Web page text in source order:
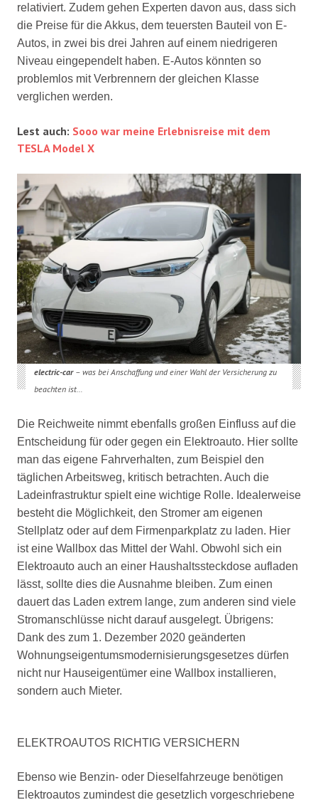
relativiert. Zudem gehen Experten davon aus, dass sich
die Preise für die Akkus, dem teuersten Bauteil von E-
Autos, in zwei bis drei Jahren auf einem niedrigeren
Niveau eingependelt haben. E-Autos könnten so
problemlos mit Verbrennern der gleichen Klasse
verglichen werden.
Lest auch: Sooo war meine Erlebnisreise mit dem
TESLA Model X
electric-car– was bei Anschaffung und einer Wahl der Versicherung zu
beachten ist…
Die Reichweite nimmt ebenfalls großen Einfluss auf die
Entscheidung für oder gegen ein Elektroauto. Hier sollte
man das eigene Fahrverhalten, zum Beispiel den
täglichen Arbeitsweg, kritisch betrachten. Auch die
Ladeinfrastruktur spielt eine wichtige Rolle. Idealerweise
besteht die Möglichkeit, den Stromer am eigenen
Stellplatz oder auf dem Firmenparkplatz zu laden. Hier
ist eine Wallbox das Mittel der Wahl. Obwohl sich ein
Elektroauto auch an einer Haushaltssteckdose aufladen
lässt, sollte dies die Ausnahme bleiben. Zum einen
dauert das Laden extrem lange, zum anderen sind viele
Stromanschlüsse nicht darauf ausgelegt. Übrigens:
Dank des zum 1. Dezember 2020 geänderten
Wohnungseigentumsmodernisierungsgesetzes dürfen
nicht nur Hauseigentümer eine Wallbox installieren,
sondern auch Mieter.
ELEKTROAUTOS RICHTIG VERSICHERN
Ebenso wie Benzin- oder Dieselfahrzeuge benötigen
Elektroautos zumindest die gesetzlich vorgeschriebene